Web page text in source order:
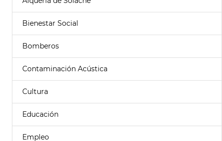
Bienestar Social
Bomberos
Contaminación Acústica
Cultura
Educación
Empleo